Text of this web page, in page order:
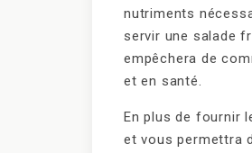
nutriments
servir une salade
empêchera de
et en santé.
En plus de fournir
et vous permettra